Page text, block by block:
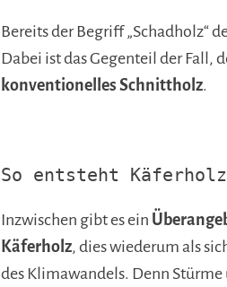
Bereits der Begriff „Schadholz“
Dabei ist das Gegenteil der Fall,
konventionelles Schnittholz.
So entsteht Käferholz
Inzwischen gibt es ein
Käferholz, dies wiederum als
des Klimawandels. Denn Stürme